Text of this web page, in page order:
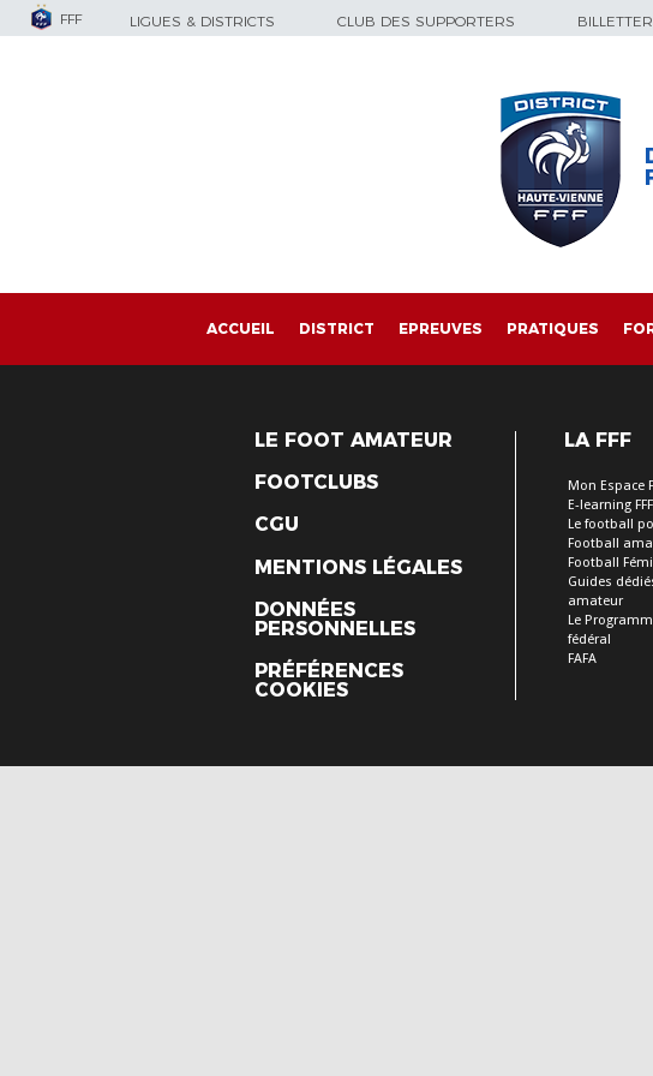
FFF LIGUES & DISTRICTS CLUB DES SUPPORTERS
ACCUEIL DISTRICT EPREUVES PRATIQUES
LE FOOT AMATEUR
FOOTCLUBS
CGU
MENTIONS LÉGALES
DONNÉES
PERSONNELLES
PRÉFÉRENCES
COOKIES
LA FFF
Mon Espace
E-learning FFF
Le football
Football
Football
Guides
amateur
Le
fédéral
FAFA